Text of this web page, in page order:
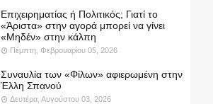
Επιχειρηματίας ή Πολιτικός; Γιατί το
«Άριστα» στην αγορά μπορεί να γίνει
«Μηδέν» στην κάλπη
Πέμπτη, Φεβρουαρίου 05, 2026
Συναυλία των «Φίλων» αφιερωμένη στην
Έλλη Σπανού
Δευτέρα, Αυγούστου 03, 2026